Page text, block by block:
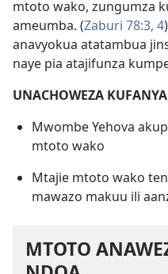
mtoto wako, zungumza
ameumba. (Zaburi 78:3, 4
anavyokua atatambua
naye pia atajifunza
UNACHOWEZA
Mwombe Yehova
mtoto wako
Mtajie mtoto wako
mawazo makuu ili
MTOTO